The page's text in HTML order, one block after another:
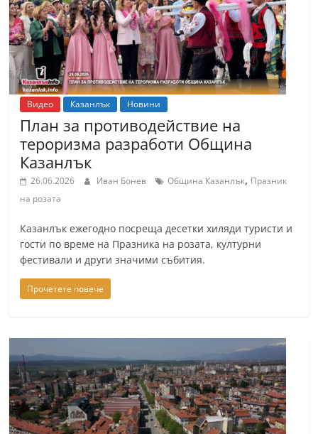
Видео Казанлък Новини
План за противодействие на
тероризма разработи Община
Казанлък
26.06.2026 Иван Бонев Община Казанлък, Празник
на розата
Казанлък ежегодно посреща десетки хиляди туристи и
гости по време на Празника на розата, културни
фестивали и други значими събития.
Прочетете повече